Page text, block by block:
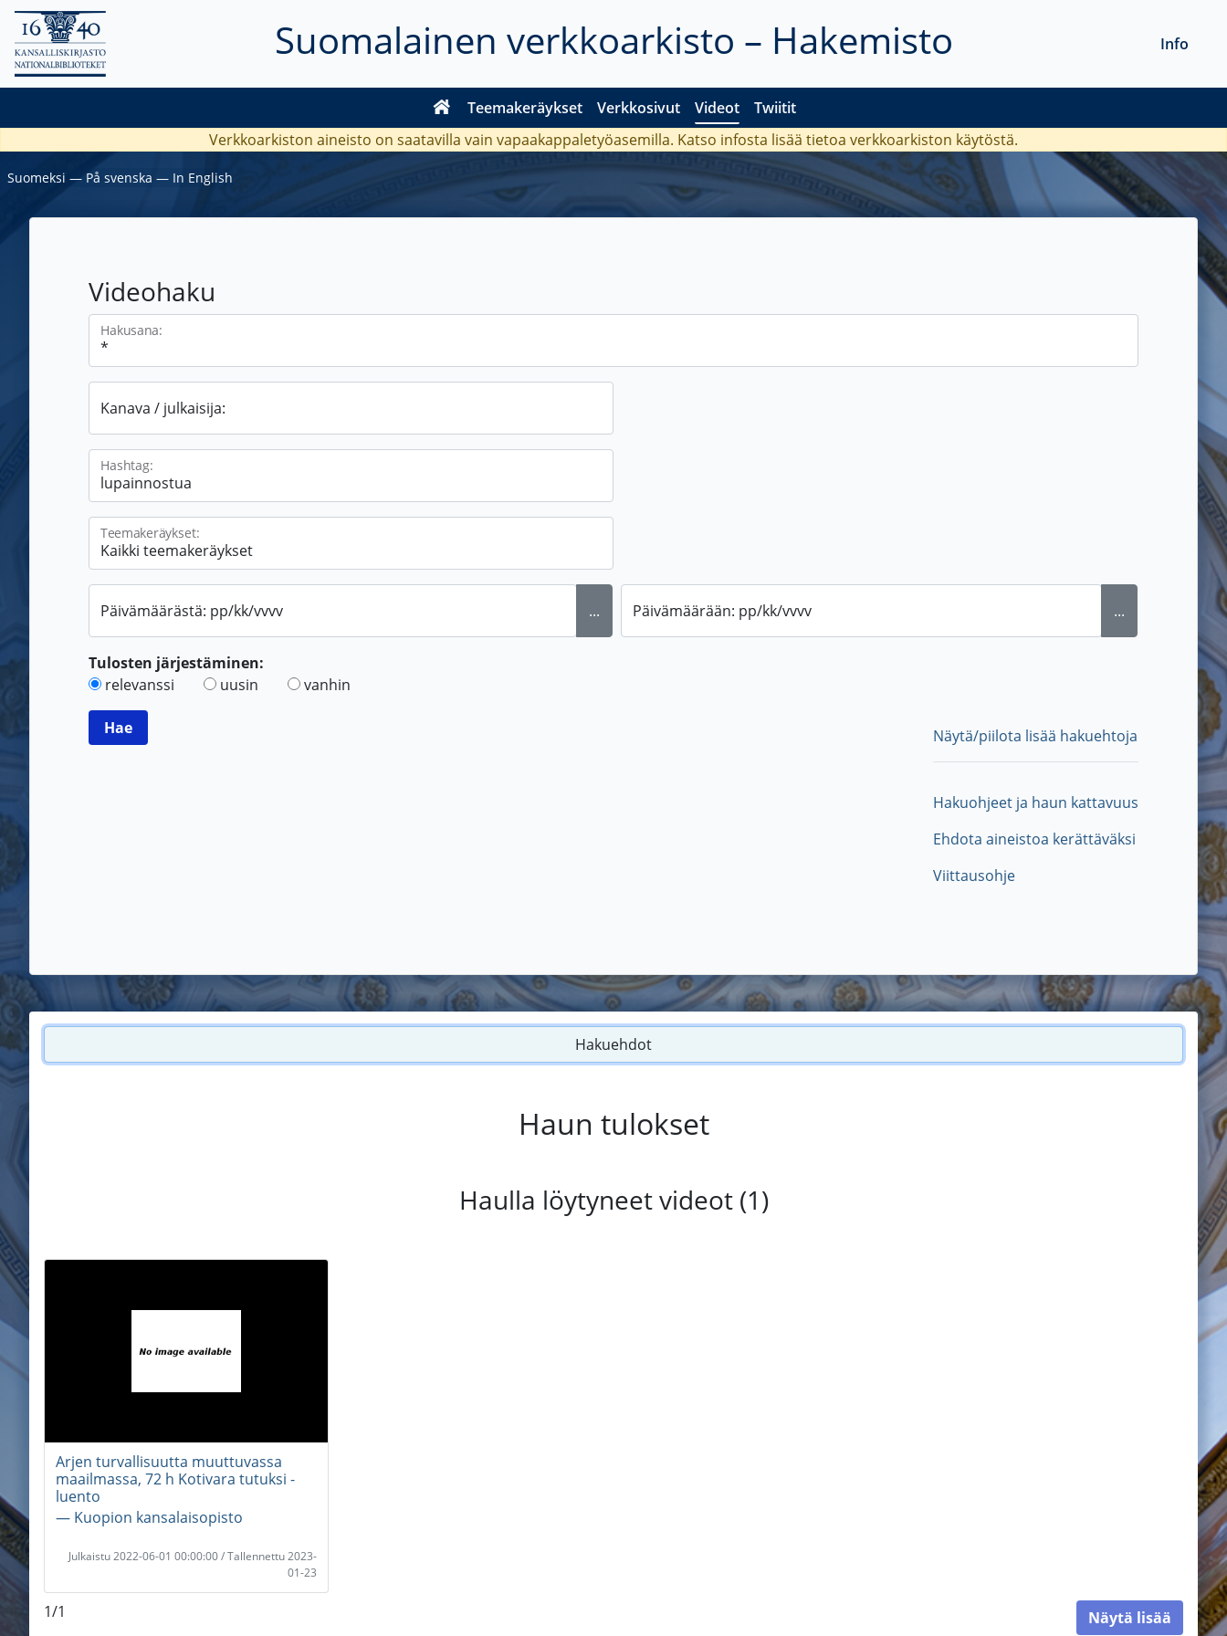
Suomalainen verkkoarkisto – Hakemisto
Teemakeräykset Verkkosivut Videot Twiitit
Info
Verkkoarkiston aineisto on saatavilla vain vapaakappaletyöasemilla. Katso infosta lisää tietoa verkkoarkiston käytöstä.
Suomeksi ― På svenska ― In English
Videohaku
Hakusana:
Kanava / julkaisija:
Hashtag:
Teemakeräykset:
Päivämäärästä: pp/kk/vvvv ... Päivämäärään: pp/kk/vvvv ...
Tulosten järjestäminen:
relevanssi
uusin vanhin
Näytä/piilota lisää hakuehtoja
Hakuohjeet ja haun kattavuus
Ehdota aineistoa kerättäväksi
Viittausohje
Hakuehdot
Haun tulokset
Haulla löytyneet videot (1)
Arjen turvallisuutta muuttuvassa
maailmassa, 72 h Kotivara tutuksi -
luento
― Kuopion kansalaisopisto
Julkaistu 2022-06-01 00:00:00 / Tallennettu 2023-
01-23
1/1 Näytä lisää